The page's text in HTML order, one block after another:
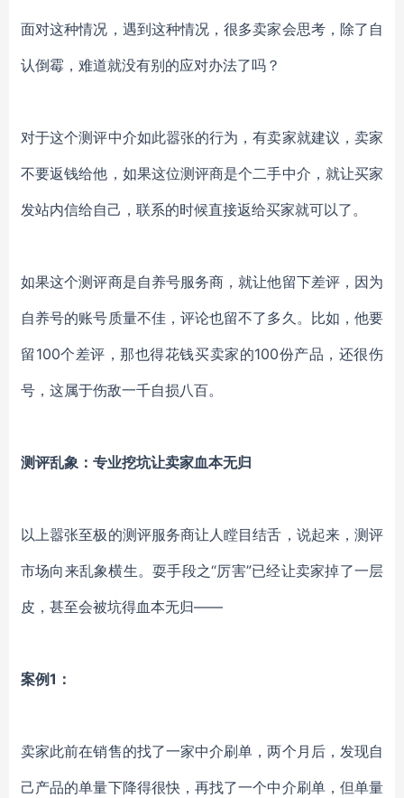
面对这种情况，遇到这种情况，很多卖家会思考，除了自
认倒霉，难道就没有别的应对办法了吗？
对于这个测评中介如此嚣张的行为，有卖家就建议，卖家
不要返钱给他，如果这位测评商是个二手中介，就让买家
发站内信给自己，联系的时候直接返给买家就可以了。
如果这个测评商是自养号服务商，就让他留下差评，因为
自养号的账号质量不佳，评论也留不了多久。比如，他要
留 100个差评，那也得花钱买卖家的100份产品，还很伤
号，这属于伤敌一千自损八百。
测评乱象：专业挖坑让卖家血本无归
以上嚣张至极的测评服务商让人瞠目结舌，说起来，测评
市场向来乱象横生。耍手段之“厉害”已经让卖家掉了一层
皮，甚至会被坑得血本无归——
案例1：
卖家此前在销售的找了一家中介刷单，两个月后，发现自
己产品的单量下降得很快，再找了一个中介刷单，但单量